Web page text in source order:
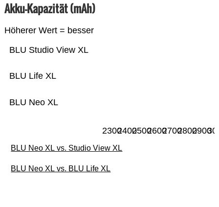
Akku-Kapazität (mAh)
Höherer Wert = besser
BLU Neo XL
BLU Life XL
BLU Studio View XL
2300240025002600270028002900
BLU Neo XL vs. Studio View XL
BLU Neo XL vs. BLU Life XL